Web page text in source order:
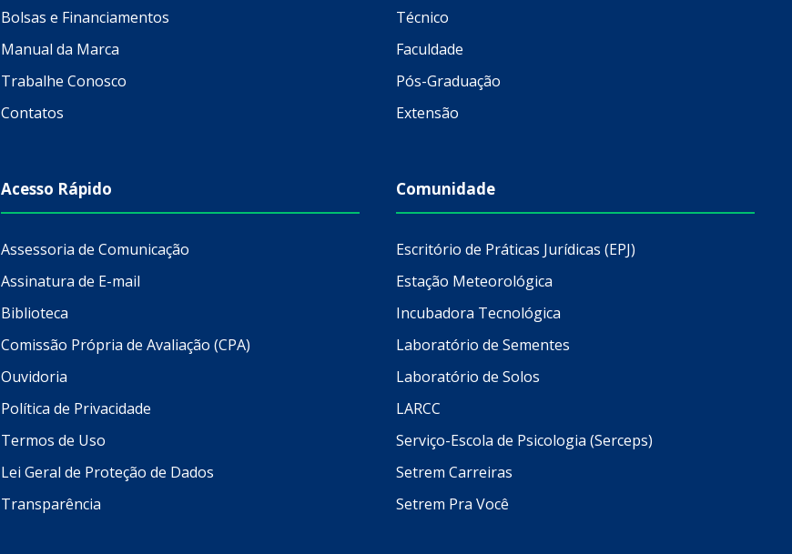
Bolsas e Financiamentos
Manual da Marca
Trabalhe Conosco
Contatos
Acesso Rápido
Assessoria de Comunicação
Assinatura de E-mail
Biblioteca
Comissão Própria de Avaliação (CPA)
Ouvidoria
Política de Privacidade
Termos de Uso
Lei Geral de Proteção de Dados
Transparência
Técnico
Faculdade
Pós-Graduação
Extensão
Comunidade
Escritório de Práticas Jurídicas (EPJ)
Estação Meteorológica
Incubadora Tecnológica
Laboratório de Sementes
Laboratório de Solos
LARCC
Serviço-Escola de Psicologia (Serceps)
Setrem Carreiras
Setrem Pra Você